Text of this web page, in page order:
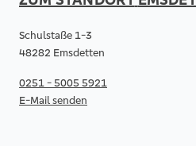
Schulstaße 1-3
48282 Emsdetten
0251 - 5005 5921
E-Mail senden